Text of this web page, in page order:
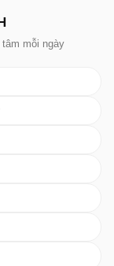
mỗi ngày